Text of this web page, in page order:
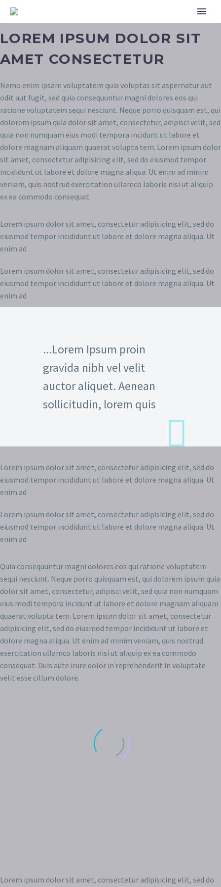
LOREM IPSUM DOLOR SIT
AMET CONSECTETUR
Nemo enim ipsam voluptatem quia voluptas sit aspernatur aut
odit aut fugit, sed quia consequuntur magni dolores eos qui
ratione voluptatem sequi nesciunt. Neque porro quisquam est, qui
dolorem ipsum quia dolor sit amet, consectetur, adipisci velit, sed
quia non numquam eius modi tempora incidunt ut labore et
dolore magnam aliquam quaerat volupta tem. Lorem ipsum dolor
sit amet, consectetur adipisicing elit, sed do eiusmod tempor
incididunt ut labore et dolore magna aliqua. Ut enim ad minim
veniam, quis nostrud exercitation ullamco laboris nisi ut aliquip
ex ea commodo consequat.
Lorem ipsum dolor sit amet, consectetur adipisicing elit, sed do
eiusmod tempor incididunt ut labore et dolore magna aliqua. Ut
enim ad
Lorem ipsum dolor sit amet, consectetur adipisicing elit, sed do
eiusmod tempor incididunt ut labore et dolore magna aliqua. Ut
enim ad
...Lorem Ipsum proin
gravida nibh vel velit
auctor aliquet. Aenean
sollicitudin, lorem quis
Lorem ipsum dolor sit amet, consectetur adipisicing elit, sed do
eiusmod tempor incididunt ut labore et dolore magna aliqua. Ut
enim ad
Lorem ipsum dolor sit amet, consectetur adipisicing elit, sed do
eiusmod tempor incididunt ut labore et dolore magna aliqua. Ut
enim ad
Quia consequuntur magni dolores eos qui ratione voluptatem
sequi nesciunt. Neque porro quisquam est, qui dolorem ipsum quia
dolor sit amet, consectetur, adipisci velit, sed quia non numquam
eius modi tempora incidunt ut labore et dolore magnam aliquam
quaerat volupta tem. Lorem ipsum dolor sit amet, consectetur
adipisicing elit, sed do eiusmod tempor incididunt ut labore et
dolore magna aliqua. Ut enim ad minim veniam, quis nostrud
exercitation ullamco laboris nisi ut aliquip ex ea commodo
consequat. Duis aute irure dolor in reprehenderit in voluptate
velit esse cillum dolore.
Lorem ipsum dolor sit amet, consectetur adipisicing elit, sed do